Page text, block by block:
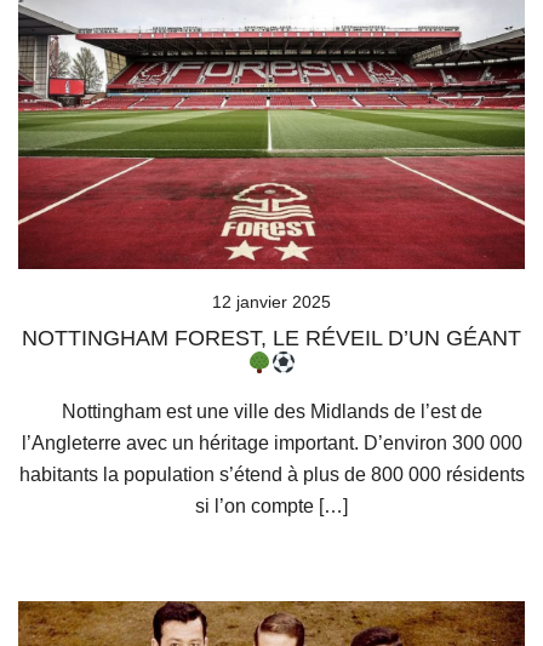
12 janvier 2025
NOTTINGHAM FOREST, LE RÉVEIL D’UN GÉANT
Nottingham est une ville des Midlands de l’est de
l’Angleterre avec un héritage important. D’environ 300 000
habitants la population s’étend à plus de 800 000 résidents
si l’on compte […]